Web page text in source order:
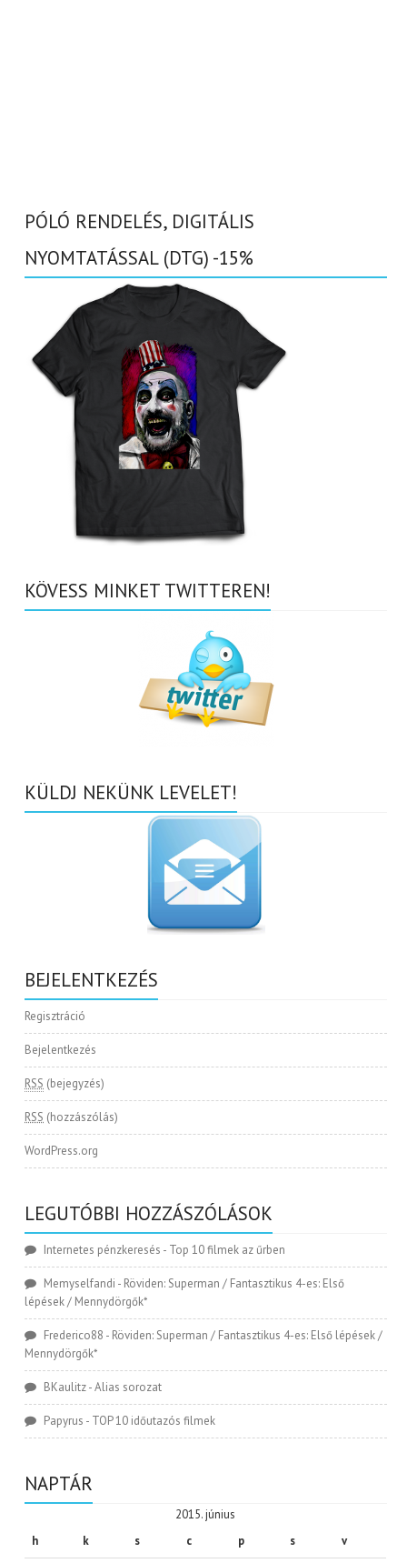
PÓLÓ RENDELÉS, DIGITÁLIS
NYOMTATÁSSAL (DTG) -15%
KÖVESS MINKET TWITTEREN!
KÜLDJ NEKÜNK LEVELET!
BEJELENTKEZÉS
Regisztráció
Bejelentkezés
RSS (bejegyzés)
RSS (hozzászólás)
WordPress.org
LEGUTÓBBI HOZZÁSZÓLÁSOK
Internetes pénzkeresés - Top 10 filmek az űrben
Memyselfandi - Röviden: Superman / Fantasztikus 4-es: Első
lépések / Mennydörgők*
Frederico88 - Röviden: Superman / Fantasztikus 4-es: Első lépések /
Mennydörgők*
BKaulitz-Alias sorozat
Papyrus - TOP 10 időutazós filmek
NAPTÁR
2015. június
h
k s c p s v